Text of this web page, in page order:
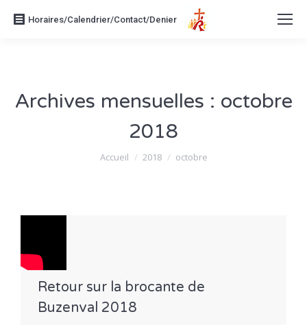
Horaires/Calendrier/Contact/Denier
Archives mensuelles : octobre
2018
Vous êtes ici :
Accueil 2018 octobre
Retour sur la brocante de
Buzenval 2018